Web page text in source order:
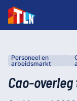
Personeel en
arbeidsmarkt
Cao-